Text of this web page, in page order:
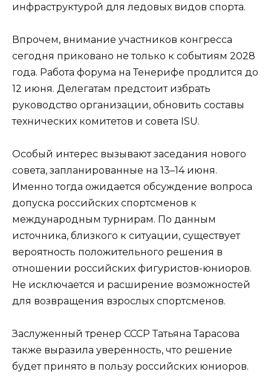
инфраструктурой для ледовых видов спорта.
Впрочем, внимание участников конгресса
сегодня приковано не только к событиям 2028
года. Работа форума на Тенерифе продлится до
12 июня. Делегатам предстоит избрать
руководство организации, обновить составы
технических комитетов и совета ISU.
Особый интерес вызывают заседания нового
совета, запланированные на 13–14 июня.
Именно тогда ожидается обсуждение вопроса
допуска российских спортсменов к
международным турнирам. По данным
источника, близкого к ситуации, существует
вероятность положительного решения в
отношении российских фигуристов-юниоров.
Не исключается и расширение возможностей
для возвращения взрослых спортсменов.
Заслуженный тренер СССР Татьяна Тарасова
также выразила уверенность, что решение
будет принято в пользу российских юниоров.